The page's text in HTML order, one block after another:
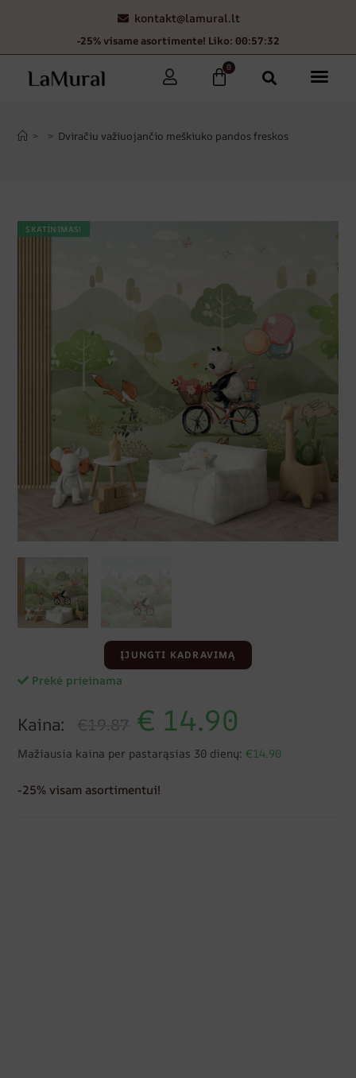
kontakt@lamural.lt
-25% visame asortimente! Liko: 00:57:31
0
> > Dviračiu važiuojančio meškiuko pandos freskos
SKATINIMAS!
ĮJUNGTI KADRAVIMĄ
Prekė prieinama
Kaina: €19.87 € 14.90
Mažiausia kaina per pastarąsias 30 dienų: €14.90
-25% visam asortimentui!